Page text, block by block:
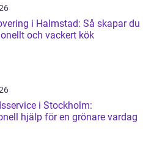
i Halmstad: Så skapar du
och vackert kök
i Stockholm:
hjälp för en grönare vardag